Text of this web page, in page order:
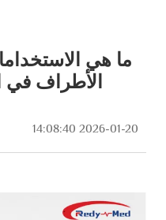
ما هي
الأطراف في
2026-01-20 14:08:40